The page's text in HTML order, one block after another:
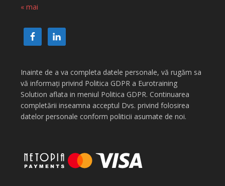
« mai
Inainte de a va completa datele personale, vă rugăm sa
vă informați privind Politica GDPR a Eurotraining
Solution aflata in meniul Politica GDPR. Continuarea
completării inseamna acceptul Dvs. privind folosirea
datelor personale conform politicii asumate de noi.